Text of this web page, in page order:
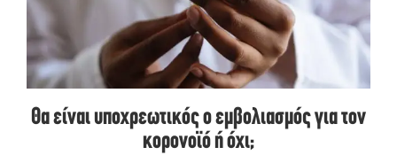
Θα είναι υποχρεωτικός ο εμβολιασμός για τον
κορονοϊό ή όχι;